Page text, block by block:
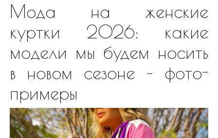
Мода на женские
куртки 2026: какие
модели мы будем носить
в новом сезоне – фото-
примеры